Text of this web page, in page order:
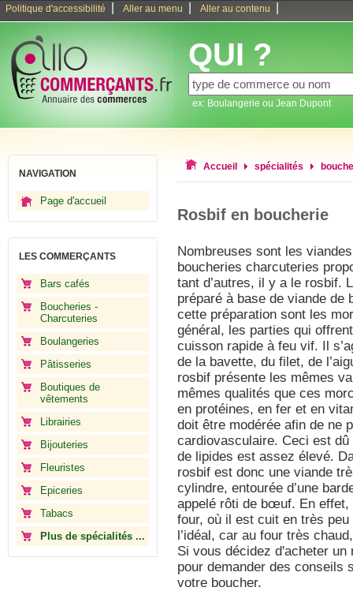
Politique d'accessibilité Aller au menu Aller au contenu
QUI ?
ex: Boulangerie ou Jean Dupont
NAVIGATION
Page d'accueil
LES COMMERÇANTS
Bars cafés
Boucheries -
Charcuteries
Boulangeries
Pâtisseries
Boutiques de
vêtements
Librairies
Bijouteries
Fleuristes
Epiceries
Tabacs
Plus de spécialités ...
Accueil spécialités
Rosbif en boucherie
Nombreuses sont les
boucheries charcuteries
tant d’autres, il y a le rosbif.
préparé à base de viande
cette préparation sont les
général, les parties qui
cuisson rapide à feu vif. Il
de la bavette, du filet, de
rosbif présente les mêmes
mêmes qualités que ces
en protéines, en fer et en
doit être modérée afin de ne
cardiovasculaire. Ceci est
de lipides est assez élevé.
rosbif est donc une viande
cylindre, entourée d’une
appelé rôti de bœuf. En effet,
four, où il est cuit en très
l’idéal, car au four très
Si vous décidez d'acheter
pour demander des conseils
votre boucher.